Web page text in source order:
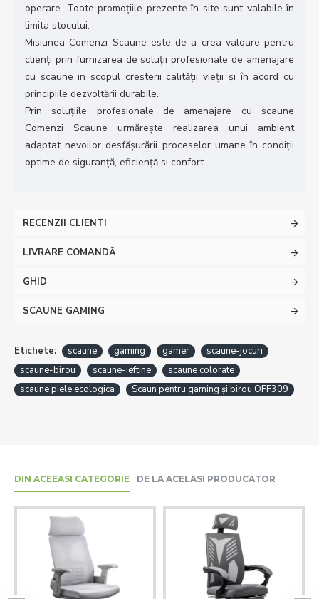
operare. Toate promoțiile prezente în site sunt valabile în
limita stocului.
Misiunea Comenzi Scaune este de a crea valoare pentru
clienţi prin furnizarea de soluții profesionale de amenajare
cu scaune in scopul creșterii calității vieții și în acord cu
principiile dezvoltării durabile.
Prin soluțiile profesionale de amenajare cu scaune
Comenzi Scaune urmărește realizarea unui ambient
adaptat nevoilor desfășurării proceselor umane în condiții
optime de siguranță, eficiență si confort.
RECENZII CLIENTI
LIVRARE COMANDĂ
GHID
SCAUNE GAMING
Etichete: scaune gaming gamer
scaune-jocuri
scaune-birou
scaune-ieftine
scaune colorate
scaune piele ecologica
Scaun pentru gaming și birou OFF309
DIN ACEEASI CATEGORIE DE LA ACELASI PRODUCATOR